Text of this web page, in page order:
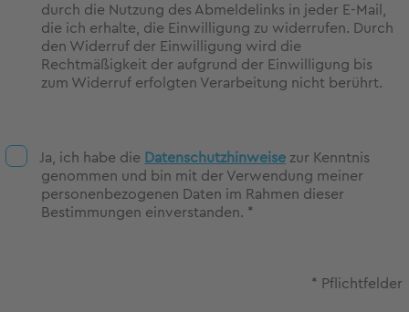
durch die Nutzung des Abmeldelinks in jeder E-Mail,
die ich erhalte, die Einwilligung zu widerrufen. Durch
den Widerruf der Einwilligung wird die
Rechtmäßigkeit der aufgrund der Einwilligung bis
zum Widerruf erfolgten Verarbeitung nicht berührt.
Ja, ich habe die Datenschutzhinweise zur Kenntnis
genommen und bin mit der Verwendung meiner
personenbezogenen Daten im Rahmen dieser
Bestimmungen einverstanden. *
* Pflichtfelder